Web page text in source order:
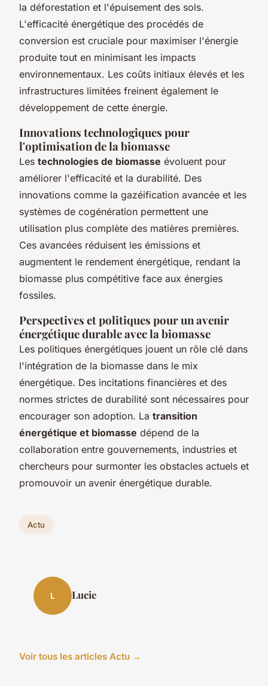
la déforestation et l'épuisement des sols.
L'efficacité énergétique des procédés de
conversion est cruciale pour maximiser l'énergie
produite tout en minimisant les impacts
environnementaux. Les coûts initiaux élevés et les
infrastructures limitées freinent également le
développement de cette énergie.
Innovations technologiques pour
l'optimisation de la biomasse
Les technologies de biomasse évoluent pour
améliorer l'efficacité et la durabilité. Des
innovations comme la gazéification avancée et les
systèmes de cogénération permettent une
utilisation plus complète des matières premières.
Ces avancées réduisent les émissions et
augmentent le rendement énergétique, rendant la
biomasse plus compétitive face aux énergies
fossiles.
Perspectives et politiques pour un avenir
énergétique durable avec la biomasse
Les politiques énergétiques jouent un rôle clé dans
l'intégration de la biomasse dans le mix
énergétique. Des incitations financières et des
normes strictes de durabilité sont nécessaires pour
encourager son adoption. La transition
énergétique et biomasse dépend de la
collaboration entre gouvernements, industries et
chercheurs pour surmonter les obstacles actuels et
promouvoir un avenir énergétique durable.
Actu
L Lucie
Voir tous les articles Actu →